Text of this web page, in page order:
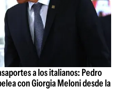
a los italianos: Pedro
con Giorgia Meloni desde la